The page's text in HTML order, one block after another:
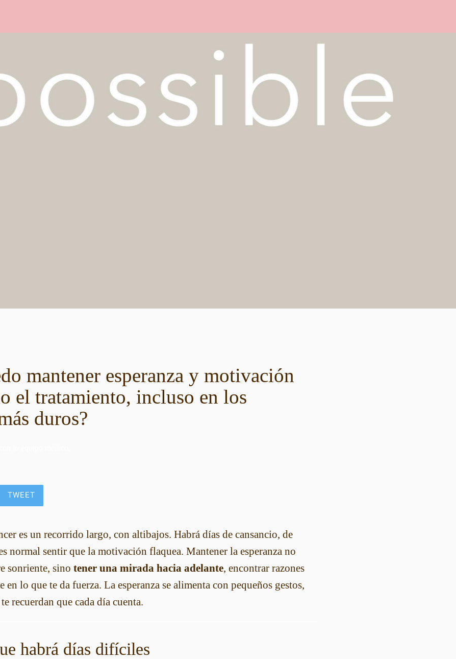
mantener esperanza y motivación
el tratamiento, incluso en los
duros?
TWEET
es un recorrido largo, con altibajos. Habrá días de cansancio, de
normal sentir que la motivación flaquea. Mantener la esperanza no
sonriente, sino tener una mirada hacia adelante, encontrar razones
en lo que te da fuerza. La esperanza se alimenta con pequeños gestos,
recuerdan que cada día cuenta.
habrá días difíciles